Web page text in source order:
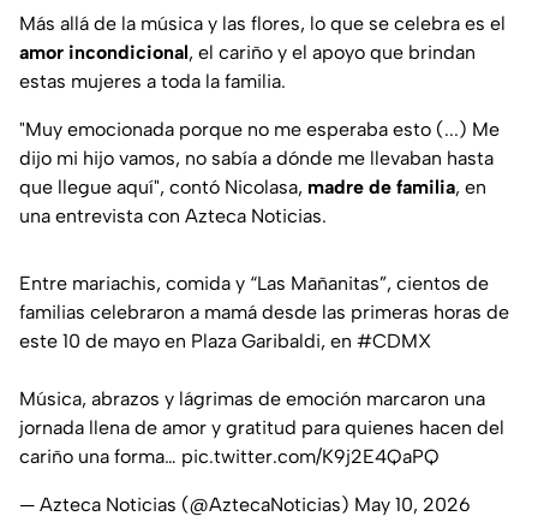
Más allá de la música y las flores, lo que se celebra es el
amor incondicional, el cariño y el apoyo que brindan
estas mujeres a toda la familia.
"Muy emocionada porque no me esperaba esto (...) Me
dijo mi hijo vamos, no sabía a dónde me llevaban hasta
que llegue aquí", contó Nicolasa, madre de familia, en
una entrevista con Azteca Noticias.
Entre mariachis, comida y “Las Mañanitas”, cientos de
familias celebraron a mamá desde las primeras horas de
este 10 de mayo en Plaza Garibaldi, en #CDMX
Música, abrazos y lágrimas de emoción marcaron una
jornada llena de amor y gratitud para quienes hacen del
cariño una forma… pic.twitter.com/K9j2E4QaPQ
— Azteca Noticias (@AztecaNoticias) May 10, 2026